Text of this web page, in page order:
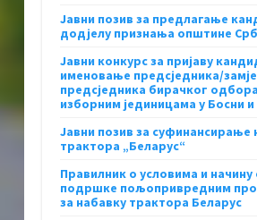
Јавни позив за предлагање
додјелу признања општине
Јавни конкурс за пријаву
именовање предсједника/
предсједника бирачког
изборним јединицама у Босни
Јавни позив за суфинансирање
трактора „Беларус“
Правилник о условима и
подршке пољопривредним
за набавку трактора Беларус